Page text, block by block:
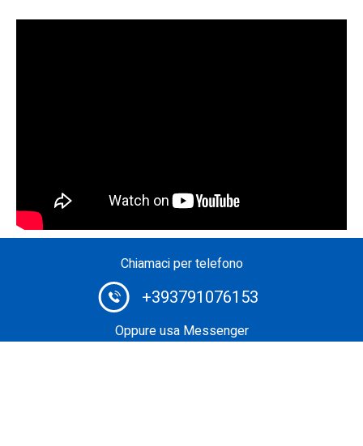
Chiamaci per telefono
+393791076153
Oppure usa Messenger